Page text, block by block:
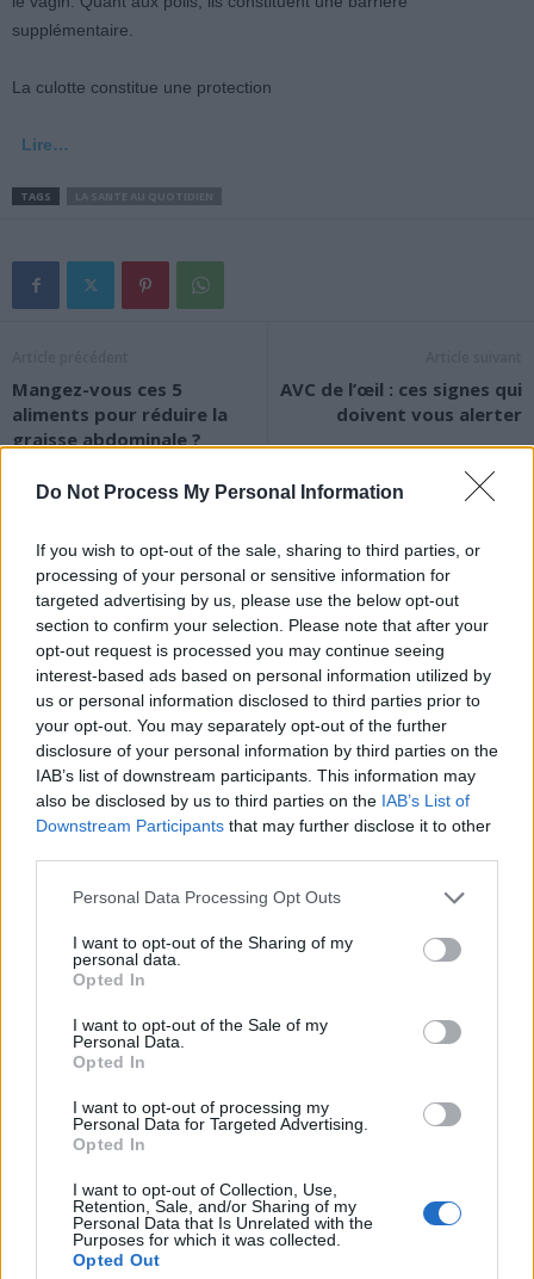
Do Not Process My Personal Information
If you wish to opt-out of the sale, sharing to third parties, or
processing of your personal or sensitive information for
targeted advertising by us, please use the below opt-out
section to confirm your selection. Please note that after your
opt-out request is processed you may continue seeing
interest-based ads based on personal information utilized by
us or personal information disclosed to third parties prior to
your opt-out. You may separately opt-out of the further
disclosure of your personal information by third parties on the
IAB’s list of downstream participants. This information may
also be disclosed by us to third parties on the IAB’s List of
Downstream Participants that may further disclose it to other
Personal Data Processing Opt Outs
I want to opt-out of the Sharing of my
personal data.
Opted In
I want to opt-out of the Sale of my
Personal Data.
Opted In
I want to opt-out of processing my
Personal Data for Targeted Advertising.
Opted In
I want to opt-out of Collection, Use,
Retention, Sale, and/or Sharing of my
Personal Data that Is Unrelated with the
Purposes for which it was collected.
Opted Out
supplémentaire.
La culotte constitue une protection
Lire…
TAGS
Mangez-vous ces 5
aliments pour réduire la
graisse abdominale ?
AVC de l’œil : ces signes qui
doivent vous alerter
News Santé
https://news-sante.fr
ARTICLES CONNEXES PLUS DE L'AUTEUR
Canicule : les conseils
éviter le danger
Éclipse du 12 août :
attention à la pénurie de
Un chewing-gum
Populaires
Médicament retiré en urgence pour risques graves et données falsifiées
Ce cancer mortel explose chez les personnes nées après 1980 : le
symptôme à repérer